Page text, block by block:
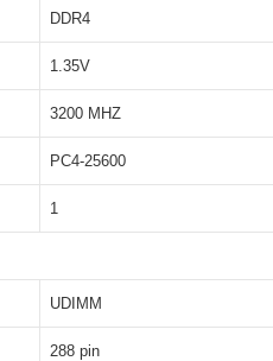
DDR4
1.35V
3200 MHZ
PC4-25600
1
UDIMM
288 pin